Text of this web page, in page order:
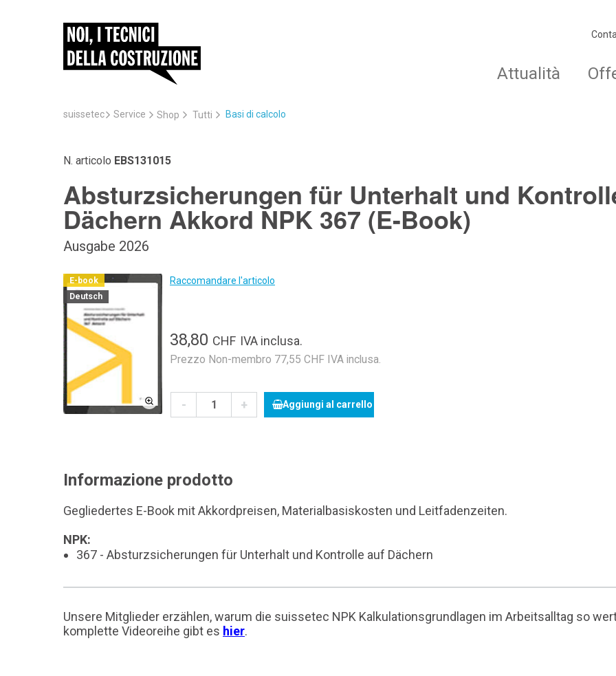
Attualità
suissetec Service Shop Tutti Basi di calcolo
N. articolo EBS131015
Absturzsicherungen für Unterhalt und
Dächern Akkord NPK 367 (E-Book)
Ausgabe 2026
E-book
Deutsch
Raccomandare l'articolo
38,80 CHF IVA inclusa.
Prezzo Non-membro 77,55 CHF IVA inclusa.
- + Aggiungi al carrello
Informazione prodotto
Gegliedertes E-Book mit Akkordpreisen, Materialbasiskosten und Leitfadenzeiten.
NPK:
367 - Absturzsicherungen für Unterhalt und Kontrolle auf Dächern
Unsere Mitglieder erzählen, warum die suissetec NPK Kalkulationsgrundlagen im Arbeitsalltag so
komplette Videoreihe gibt es hier.